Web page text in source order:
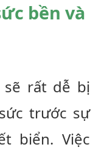
bền và
rất dễ bị
trước sự
biển. Việc